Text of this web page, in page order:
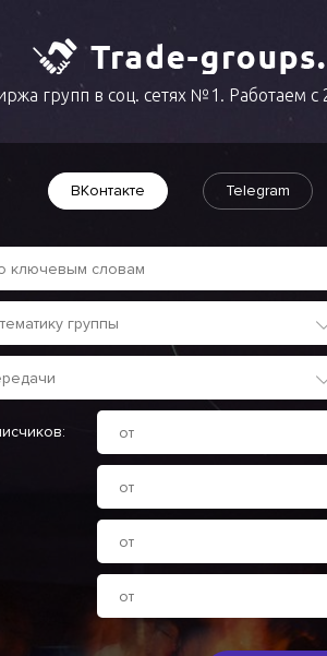
групп в соц. сетях №1. Работаем с
ВКонтакте Telegram